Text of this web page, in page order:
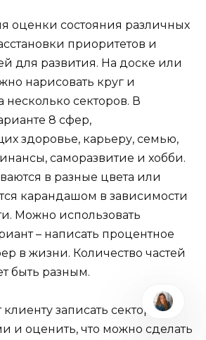
оценки состояния различных
приоритетов и
для развития. На доске или
нарисовать круг и
несколько секторов. В
8 сфер,
здоровье, карьеру, семью,
саморазвитие и хобби.
в разные цвета или
карандашом в зависимости
Можно использовать
– написать процентное
в жизни. Количество частей
быть разным.
записать сектора с
и оценить, что можно сделать